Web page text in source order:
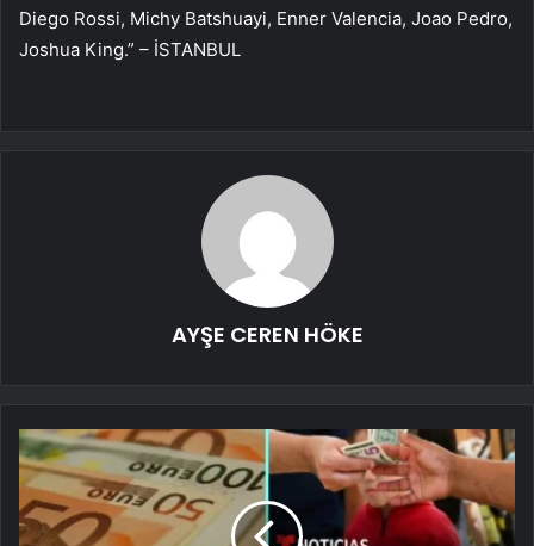
Diego Rossi, Michy Batshuayi, Enner Valencia, Joao Pedro,
Joshua King.” – İSTANBUL
AYŞE CEREN HÖKE